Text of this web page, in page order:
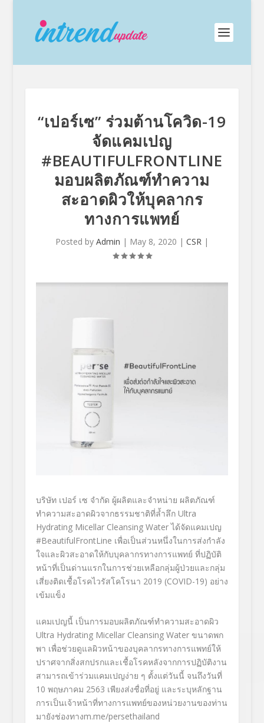
“เปอร์เซ” ร่วมต้านโควิด-19
จัดแคมเปญ
#BEAUTIFULFRONTLINE
มอบผลิตภัณฑ์ทำความ
สะอาดผิวให้บุคลากร
ทางการแพทย์
Posted by Admin | May 8, 2020 | CSR|
บริษัท เปอร์ เซ จำกัด ผู้ผลิตและจำหน่าย ผลิตภัณฑ์
ทำความสะอาดผิวจากธรรมชาติที่ล้ำลึก Ultra
Hydrating Micellar Cleansing Water ได้จัดแคมเปญ
#BeautifulFrontLine เพื่อเป็นส่วนหนึ่งในการส่งกำลัง
ใจและผิวสะอาดให้กับบุคลากรทางการแพทย์ ที่ปฏิบัติ
หน้าที่เป็นด่านแรกในการช่วยเหลือกลุ่มผู้ป่วยและกลุ่ม
เสี่ยงติดเชื้อโรคไวรัสโคโรนา 2019 (COVID-19) อย่าง
เข้มแข็ง
แคมเปญนี้ เป็นการมอบผลิตภัณฑ์ทำความสะอาดผิว
Ultra Hydrating Micellar Cleansing Water ขนาดพก
พา เพื่อช่วยดูแลผิวหน้าของบุคลากรทางการแพทย์ให้
ปราศจากสิ่งสกปรกและเชื้อโรคหลังจากการปฏิบัติงาน
สามารถเข้าร่วมแคมเปญง่าย ๆ ตั้งแต่วันนี้ จนถึงวันที่
10 พฤษภาคม 2563 เพียงส่งชื่อที่อยู่ และระบุหลักฐาน
การเป็นเจ้าหน้าที่ทางการแพทย์ของหน่วยงานของท่าน
มายังช่องทางm.me/persethailand